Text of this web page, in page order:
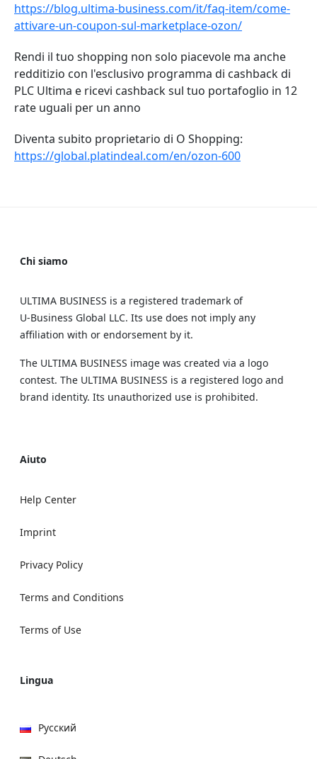
https://blog.ultima-business.com/it/faq-item/come-
attivare-un-coupon-sul-marketplace-ozon/
Rendi il tuo shopping non solo piacevole ma anche
redditizio con l'esclusivo programma di cashback di
PLC Ultima e ricevi cashback sul tuo portafoglio in 12
rate uguali per un anno
Diventa subito proprietario di O Shopping:
https://global.platindeal.com/en/ozon-600
Chi siamo
ULTIMA BUSINESS is a registered trademark of
U‑Business Global LLC. Its use does not imply any
affiliation with or endorsement by it.
The ULTIMA BUSINESS image was created via a logo
contest. The ULTIMA BUSINESS is a registered logo and
brand identity. Its unauthorized use is prohibited.
Aiuto
Help Center
Imprint
Privacy Policy
Terms and Conditions
Terms of Use
Lingua
Русский